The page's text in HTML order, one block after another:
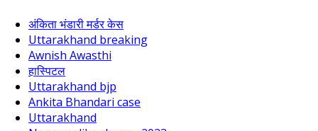
अंकिता भंडारी मर्डर केस
Uttarakhand breaking
Awnish Awasthi
हास्पिटल
Uttarakhand bjp
Ankita Bhandari case
Uttarakhand